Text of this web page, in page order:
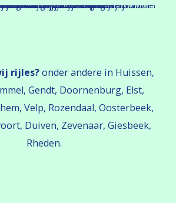
rijles?onder andere in Huissen,
Gendt, Doornenburg, Elst,
Velp, Rozendaal, Oosterbeek,
Duiven, Zevenaar, Giesbeek,
Rheden.